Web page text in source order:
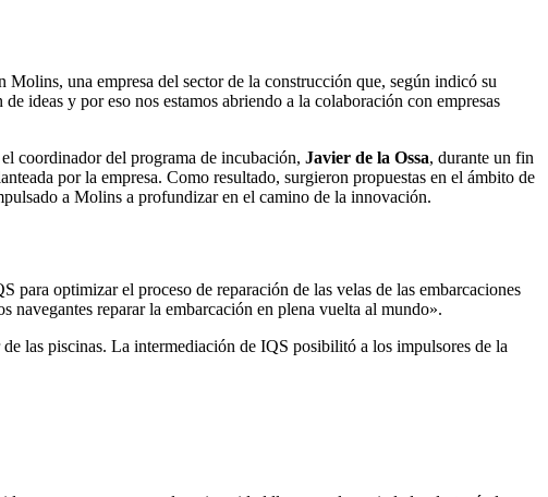
una empresa del sector de la construcción que, según indicó su
ideas y por eso nos estamos abriendo a la colaboración con empresas
coordinador del programa de incubación, Javier de la Ossa, durante un fin
por la empresa. Como resultado, surgieron propuestas en el ámbito de
a Molins a profundizar en el camino de la innovación.
optimizar el proceso de reparación de las velas de las embarcaciones
reparar la embarcación en plena vuelta al mundo».
las piscinas. La intermediación de IQS posibilitó a los impulsores de la